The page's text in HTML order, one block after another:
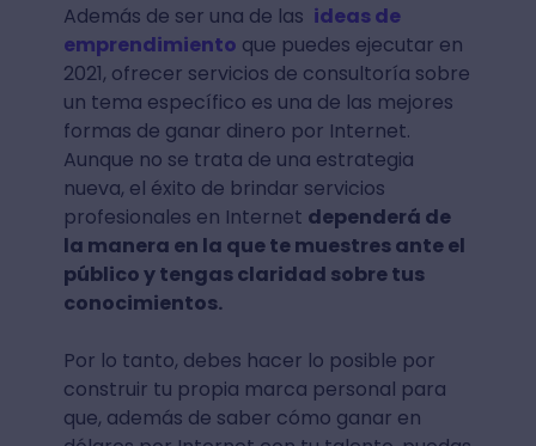
Además de ser una de las ideas de
emprendimiento que puedes ejecutar en
2021, ofrecer servicios de consultoría sobre
un tema específico es una de las mejores
formas de ganar dinero por Internet.
Aunque no se trata de una estrategia
nueva, el éxito de brindar servicios
profesionales en Internet dependerá de
la manera en la que te muestres ante el
público y tengas claridad sobre tus
conocimientos.
Por lo tanto, debes hacer lo posible por
construir tu propia marca personal para
que, además de saber cómo ganar en